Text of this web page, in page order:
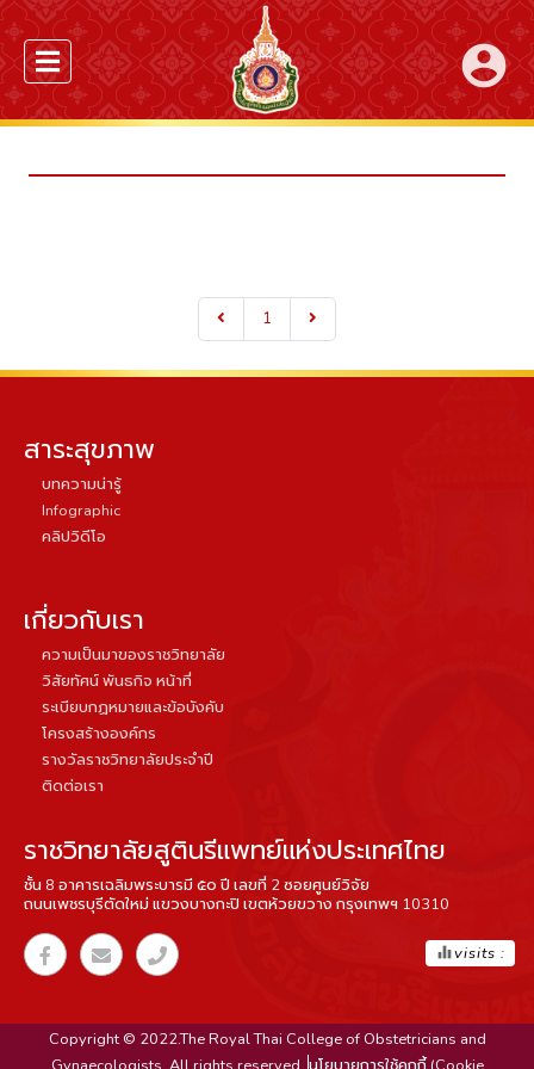
account_circle
1
สาระสุขภาพ
บทความน่ารู้
Infographic
คลิปวิดีโอ
เกี่ยวกับเรา
ความเป็นมาของราชวิทยาลัย
วิสัยทัศน์ พันธกิจ หน้าที่
ระเบียบกฏหมายและข้อบังคับ
โครงสร้างองค์กร
รางวัลราชวิทยาลัยประจำปี
ติดต่อเรา
ราชวิทยาลัยสูตินรีแพทย์แห่งประเทศไทย
ชั้น 8 อาคารเฉลิมพระบารมี ๕๐ ปี เลขที่ 2 ซอยศูนย์วิจัย
ถนนเพชรบุรีตัดใหม่ แขวงบางกะปิ เขตห้วยขวาง กรุงเทพฯ 10310
equalizervisits :
Copyright © 2022.The Royal Thai College of Obstetricians and